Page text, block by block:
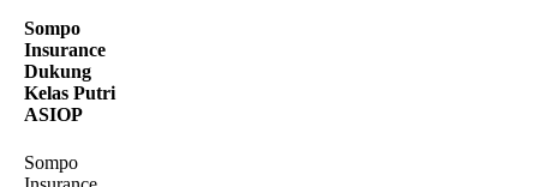
Sompo
Insurance
Dukung
Kelas Putri
ASIOP
Sompo